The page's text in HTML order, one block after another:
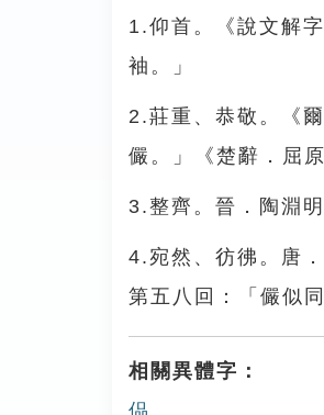
1.仰首。《說文解
袖。」
2.莊重、恭敬。《
儼。」《楚辭．屈
3.整齊。晉．陶淵
4.宛然、彷彿。唐
第五八回：「儼似
相關異體字：
偘